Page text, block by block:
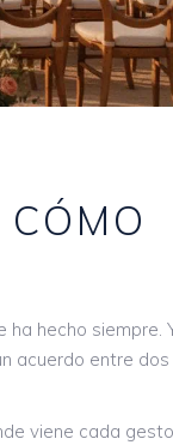
ha hecho siempre.
acuerdo entre dos
viene cada